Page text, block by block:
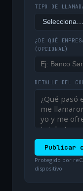
TIPO DE
¿DE QUÉ
(OPCIONAL)
DETALLE DEL
Publicar
Protegido por
dispositivo